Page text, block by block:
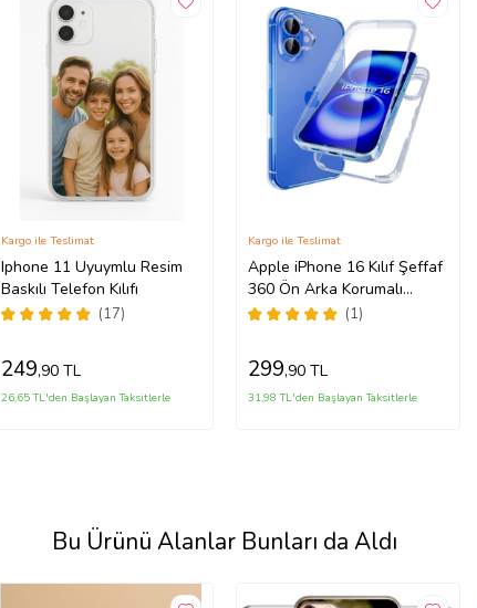
Iphone 11 Uyuymlu Resim
Baskılı Telefon Kılıfı
(17)
Kargo ile Teslimat
249,90 TL
26,65 TL'den Başlayan Taksitlerle
Apple iPhone 16 Kılıf Şeffaf
360 Ön Arka Korumalı
Silikon
(1)
Kargo ile Teslimat
299,90 TL
31,98 TL'den Başlayan Taksitlerle
Bu Ürünü Alanlar Bunları da Aldı